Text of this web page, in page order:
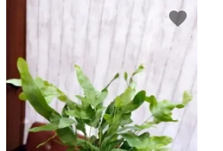
favorite